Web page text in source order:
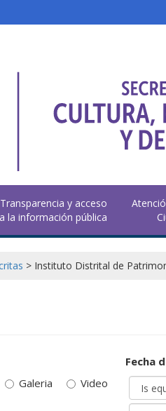
Transparencia y acceso
a la información pública
> Instituto Distrital de
Galeria Video
Fecha